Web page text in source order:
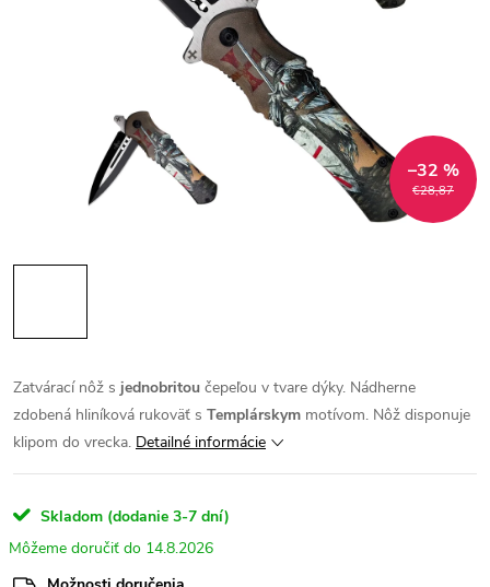
€28,87
–32 %
Zatvárací nôž s jednobritou čepeľou v tvare dýky. Nádherne
zdobená hliníková rukoväť s Templárskym motívom. Nôž disponuje
klipom do vrecka. Detailné informácie
Skladom (dodanie 3-7 dní)
14.8.2026